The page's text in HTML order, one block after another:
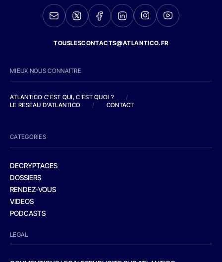
TOUSLESCONTACTS@ATLANTICO.FR
MIEUX NOUS CONNAITRE
ATLANTICO C'EST QUI, C'EST QUOI ?
/
LE RESEAU D'ATLANTICO
/ CONTACT
CATEGORIES
DECRYPTAGES
DOSSIERS
RENDEZ-VOUS
VIDEOS
PODCASTS
LEGAL